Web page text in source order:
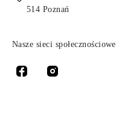
514 Poznań
Nasze sieci społecznościowe